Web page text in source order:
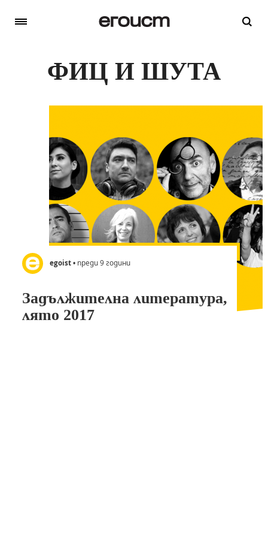
ФИЦ И ШУТА
egoist• преди 9 години
Задължителна литература,
лято 2017